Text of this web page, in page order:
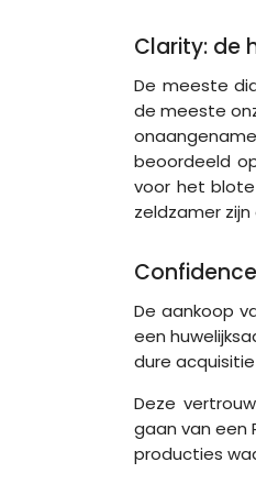
Clarity: de
De meeste
de meeste
beoordeeld
voor het
zeldzamer
De aankoop
een
dure
Deze
gaan van een
producties